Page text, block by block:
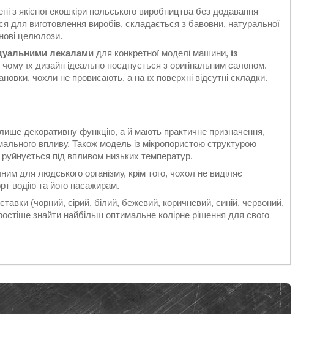
з якісної екошкіри польського виробництва без додавання
для виготовлення виробів, складається з бавовни, натуральної
целюлози.
лекалами для конкретної моделі машини, із
їх дизайн ідеально поєднується з оригінальним салоном.
чохли не провисають, а на їх поверхні відсутні складки.
декоративну функцію, а й мають практичне призначення,
впливу. Також модель із мікропористою структурою
під впливом низьких температур.
для людського організму, крім того, чохол не виділяє
водію та його пасажирам.
(чорний, сірий, білий, бежевий, коричневий, синій, червоний,
знайти найбільш оптимальне колірне рішення для свого